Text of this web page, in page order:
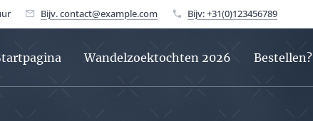
Bijv. contact@example.com Bijv: +31(0)123456789
Wandelzoektochten 2026 Bestellen?